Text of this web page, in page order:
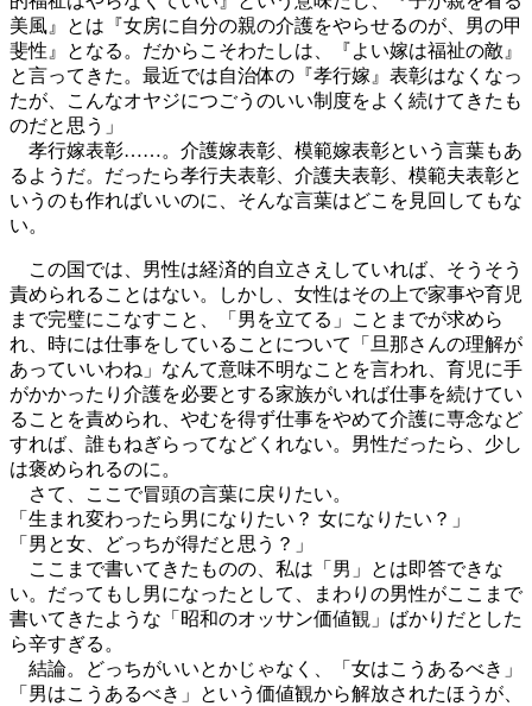
美風』とは『女房に自分の親の介護をやらせるのが、男の甲
斐性』となる。だからこそわたしは、『よい嫁は福祉の敵』
と言ってきた。最近では自治体の『孝行嫁』表彰はなくなっ
たが、こんなオヤジにつごうのいい制度をよく続けてきたも
のだと思う」
孝行嫁表彰……。介護嫁表彰、模範嫁表彰という言葉もあ
るようだ。だったら孝行夫表彰、介護夫表彰、模範夫表彰と
いうのも作ればいいのに、そんな言葉はどこを見回してもな
い。
この国では、男性は経済的自立さえしていれば、そうそう
責められることはない。しかし、女性はその上で家事や育児
まで完璧にこなすこと、「男を立てる」ことまでが求めら
れ、時には仕事をしていることについて「旦那さんの理解が
あっていいわね」なんて意味不明なことを言われ、育児に手
がかかったり介護を必要とする家族がいれば仕事を続けてい
ることを責められ、やむを得ず仕事をやめて介護に専念など
すれば、誰もねぎらってなどくれない。男性だったら、少し
は褒められるのに。
さて、ここで冒頭の言葉に戻りたい。
「生まれ変わったら男になりたい？ 女になりたい？」
「男と女、どっちが得だと思う？」
ここまで書いてきたものの、私は「男」とは即答できな
い。だってもし男になったとして、まわりの男性がここまで
書いてきたような「昭和のオッサン価値観」ばかりだとした
ら辛すぎる。
結論。どっちがいいとかじゃなく、「女はこうあるべき」
「男はこうあるべき」という価値観から解放されたほうが、